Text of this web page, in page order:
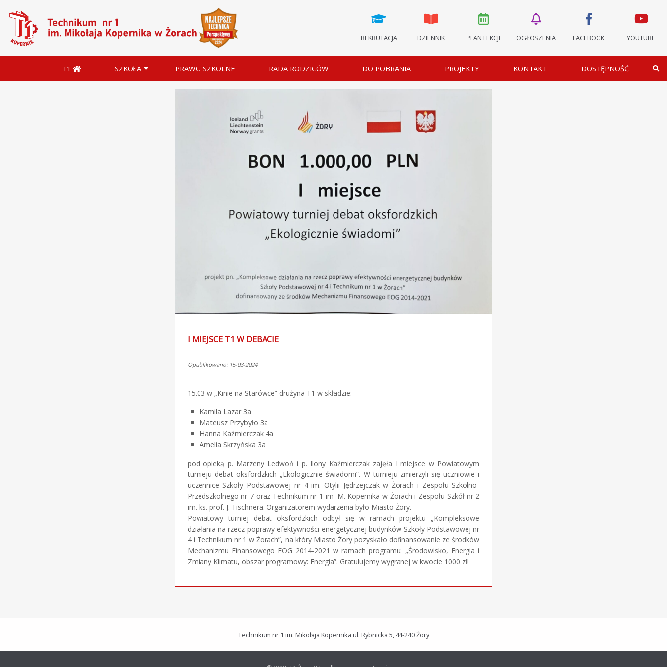
REKRUTACJA DZIENNIK PLAN LEKCJI OGŁOSZENIA FACEBOOK YOUTUBE
T1 SZKOŁA PRAWO SZKOLNE RADA RODZICÓW DO POBRANIA PROJEKTY KONTAKT DOSTĘPNOŚĆ
I MIEJSCE T1 W DEBACIE
Opublikowano: 15-03-2024
15.03 w „Kinie na Starówce” drużyna T1 w składzie:
Kamila Lazar 3a
Mateusz Przybyło 3a
Hanna Kaźmierczak 4a
Amelia Skrzyńska 3a
pod opieką p. Marzeny Ledwoń i p. Ilony Kaźmierczak zajęła I miejsce w Powiatowym
turnieju debat oksfordzkich „Ekologicznie świadomi”. W turnieju zmierzyli się uczniowie i
uczennice Szkoły Podstawowej nr 4 im. Otylii Jędrzejczak w Żorach i Zespołu Szkolno-
Przedszkolnego nr 7 oraz Technikum nr 1 im. M. Kopernika w Żorach i Zespołu Szkół nr 2
im. ks. prof. J. Tischnera. Organizatorem wydarzenia było Miasto Żory.
Powiatowy turniej debat oksfordzkich odbył się w ramach projektu „Kompleksowe
działania na rzecz poprawy efektywności energetycznej budynków Szkoły Podstawowej nr
4 i Technikum nr 1 w Żorach”, na który Miasto Żory pozyskało dofinansowanie ze środków
Mechanizmu Finansowego EOG 2014-2021 w ramach programu: „Środowisko, Energia i
Zmiany Klimatu, obszar programowy: Energia”. Gratulujemy wygranej w kwocie 1000 zł!
Technikum nr 1 im. Mikołaja Kopernika ul. Rybnicka 5, 44-240 Żory